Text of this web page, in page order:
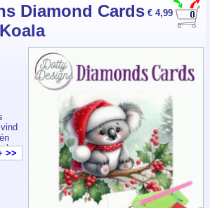
€ 4,99
Diamond Cards
>>